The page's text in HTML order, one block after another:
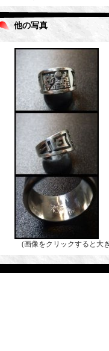
他の写真
(画像をクリックすると大